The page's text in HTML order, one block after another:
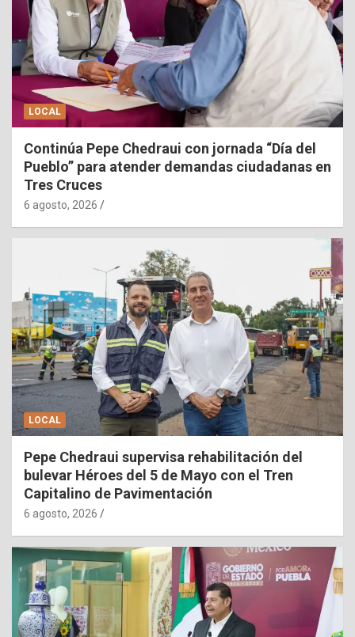
LOCAL
Continúa Pepe Chedraui con jornada “Día del
Pueblo” para atender demandas ciudadanas en
Tres Cruces
6 agosto, 2026
LOCAL
Pepe Chedraui supervisa rehabilitación del
bulevar Héroes del 5 de Mayo con el Tren
Capitalino de Pavimentación
6 agosto, 2026